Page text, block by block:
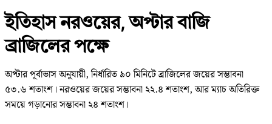
ইতিহাস নরওয়ের, অপ্টার বাজি
ব্রাজিলের পক্ষে
অপ্টার পূর্বাভাস অনুযায়ী, নির্ধারিত ৯০ মিনিটে ব্রাজিলের জয়ের সম্ভাবনা
৫৩.৬ শতাংশ। নরওয়ের জয়ের সম্ভাবনা ২২.৪ শতাংশ, আর ম্যাচ অতিরিক্ত
সময়ে গড়ানোর সম্ভাবনা ২৪ শতাংশ।